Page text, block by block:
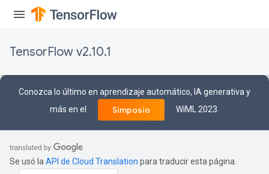
TensorFlow v2.10.1
Conozca lo último en aprendizaje automático, IA generativa y
más en el
Simposio WiML 2023.
Se usó la API de Cloud Translation para traducir esta página.